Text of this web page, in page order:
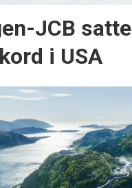
JCB satte
i USA